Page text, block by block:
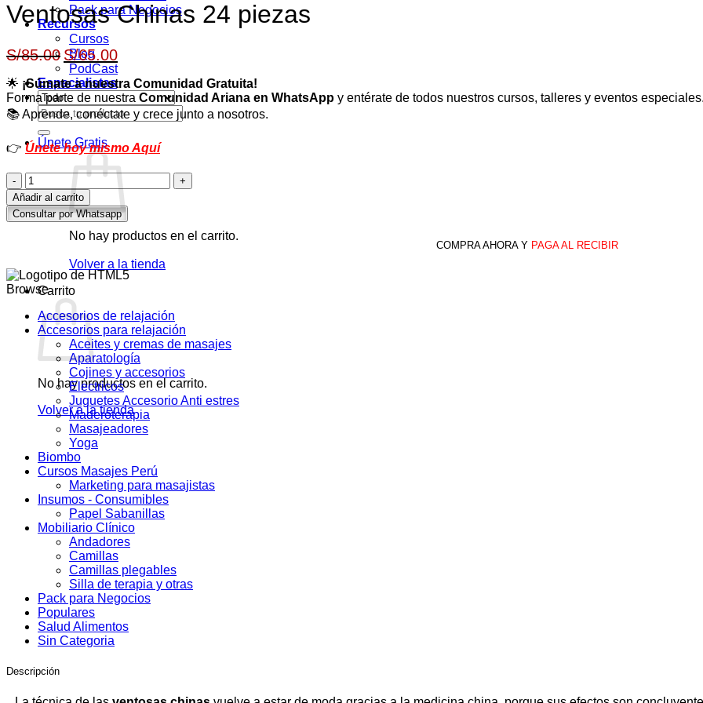
Pack para Negocios
Recursos
Cursos
Blog
PodCast
Especialistas
Buscar
por:
Únete Gratis
No hay productos en el carrito.
Volver a la tienda
Carrito
No hay productos en el carrito.
Volver a la tienda
Ventosas Chinas 24 piezas
S/85.00 El
precio
original
era:
S/85.00.
S/65.00El
precio
actual
es:
S/65.00.
🌟 ¡Súmate a nuestra Comunidad Gratuita!
Forma parte de nuestra Comunidad Ariana en WhatsApp y entérate de todos nuestros cursos, talleres y eventos especiales.
📚 Aprende, conéctate y crece junto a nosotros.
👉 Únete hoy mismo Aquí
Ventosas
Chinas
24
piezas
cantidad
Añadir al carrito
Consultar por Whatsapp
COMPRA AHORA Y PAGA AL RECIBIR
Browse
Accesorios de relajación
Accesorios para relajación
Aceites y cremas de masajes
Aparatología
Cojines y accesorios
Electricos
Juguetes Accesorio Anti estres
Maderoterapia
Masajeadores
Yoga
Biombo
Cursos Masajes Perú
Marketing para masajistas
Insumos - Consumibles
Papel Sabanillas
Mobiliario Clínico
Andadores
Camillas
Camillas plegables
Silla de terapia y otras
Pack para Negocios
Populares
Salud Alimentos
Sin Categoria
Descripción